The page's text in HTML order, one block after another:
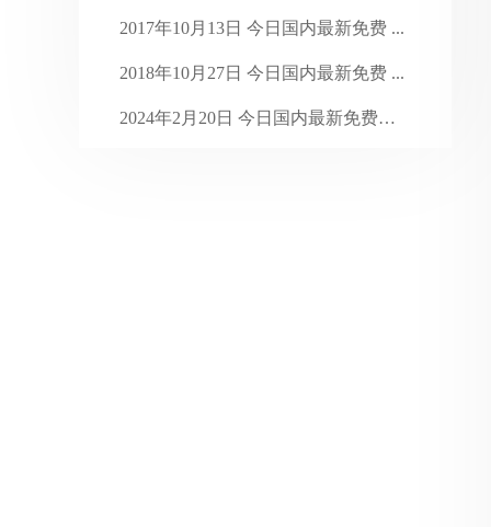
31 2024年1月
31 2023年12月
30 2023年11月
2017年10月13日 今日国内最新免费 ...
2018年10月27日 今日国内最新免费 ...
2024年2月20日 今日国内最新免费代 ...